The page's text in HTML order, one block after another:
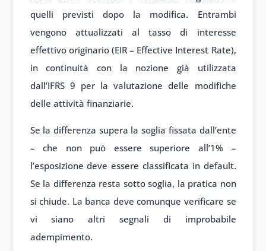
quelli previsti dopo la modifica. Entrambi
vengono attualizzati al tasso di interesse
effettivo originario (EIR – Effective Interest Rate),
in continuità con la nozione già utilizzata
dall’IFRS 9 per la valutazione delle modifiche
delle attività finanziarie.
Se la differenza supera la soglia fissata dall’ente
– che non può essere superiore all’1% –
l’esposizione deve essere classificata in default.
Se la differenza resta sotto soglia, la pratica non
si chiude. La banca deve comunque verificare se
vi siano altri segnali di improbabile
adempimento.